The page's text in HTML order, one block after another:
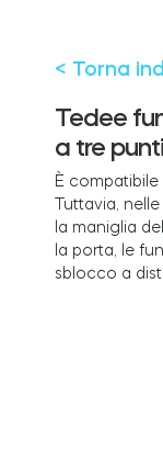
Business
Integrazioni
Tedee GO
Tedee
BLOG
< Torna
Tedee
a tre
È compatibile
Tuttavia,
la maniglia
la porta, le
sblocco a